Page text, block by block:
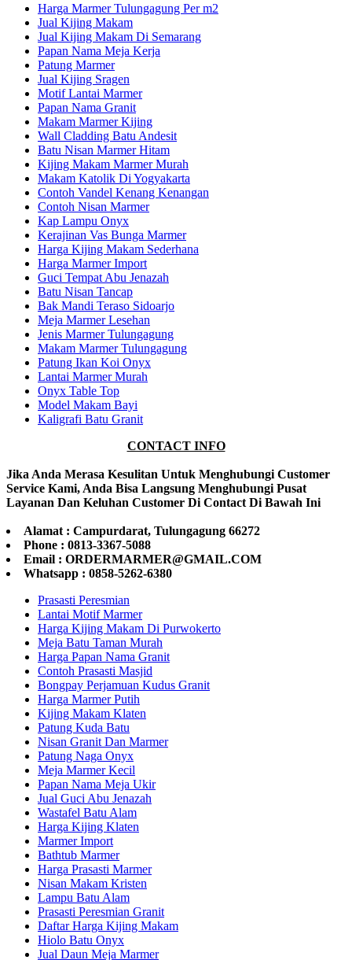
Harga Marmer Tulungagung Per m2
Jual Kijing Makam
Jual Kijing Makam Di Semarang
Papan Nama Meja Kerja
Patung Marmer
Jual Kijing Sragen
Motif Lantai Marmer
Papan Nama Granit
Makam Marmer Kijing
Wall Cladding Batu Andesit
Batu Nisan Marmer Hitam
Kijing Makam Marmer Murah
Makam Katolik Di Yogyakarta
Contoh Vandel Kenang Kenangan
Contoh Nisan Marmer
Kap Lampu Onyx
Kerajinan Vas Bunga Marmer
Harga Kijing Makam Sederhana
Harga Marmer Import
Guci Tempat Abu Jenazah
Batu Nisan Tancap
Bak Mandi Teraso Sidoarjo
Meja Marmer Lesehan
Jenis Marmer Tulungagung
Makam Marmer Tulungagung
Patung Ikan Koi Onyx
Lantai Marmer Murah
Onyx Table Top
Model Makam Bayi
Kaligrafi Batu Granit
CONTACT INFO
Jika Anda Merasa Kesulitan Untuk Menghubungi Customer
Service Kami, Anda Bisa Langsung Menghubungi Pusat
Layanan Dan Keluhan Customer Di Contact Di Bawah Ini
Alamat : Campurdarat, Tulungagung 66272
Phone : 0813-3367-5088
Email : ORDERMARMER@GMAIL.COM
Whatsapp : 0858-5262-6380
Prasasti Peresmian
Lantai Motif Marmer
Harga Kijing Makam Di Purwokerto
Meja Batu Taman Murah
Harga Papan Nama Granit
Contoh Prasasti Masjid
Bongpay Perjamuan Kudus Granit
Harga Marmer Putih
Kijing Makam Klaten
Patung Kuda Batu
Nisan Granit Dan Marmer
Patung Naga Onyx
Meja Marmer Kecil
Papan Nama Meja Ukir
Jual Guci Abu Jenazah
Wastafel Batu Alam
Harga Kijing Klaten
Marmer Import
Bathtub Marmer
Harga Prasasti Marmer
Nisan Makam Kristen
Lampu Batu Alam
Prasasti Peresmian Granit
Daftar Harga Kijing Makam
Hiolo Batu Onyx
Jual Daun Meja Marmer